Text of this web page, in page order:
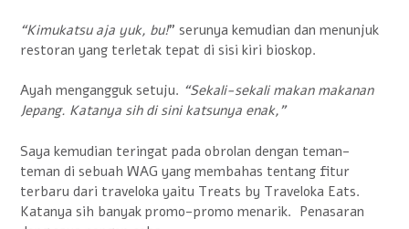
“Kimukatsu aja yuk, bu!” serunya kemudian dan menunjuk
restoran yang terletak tepat di sisi kiri bioskop.
Ayah mengangguk setuju. “Sekali-sekali makan makanan
Jepang. Katanya sih di sini katsunya enak,”
Saya kemudian teringat pada obrolan dengan teman-
teman di sebuah WAG yang membahas tentang fitur
terbaru dari traveloka yaitu Treats by Traveloka Eats.
Katanya sih banyak promo-promo menarik. Penasaran